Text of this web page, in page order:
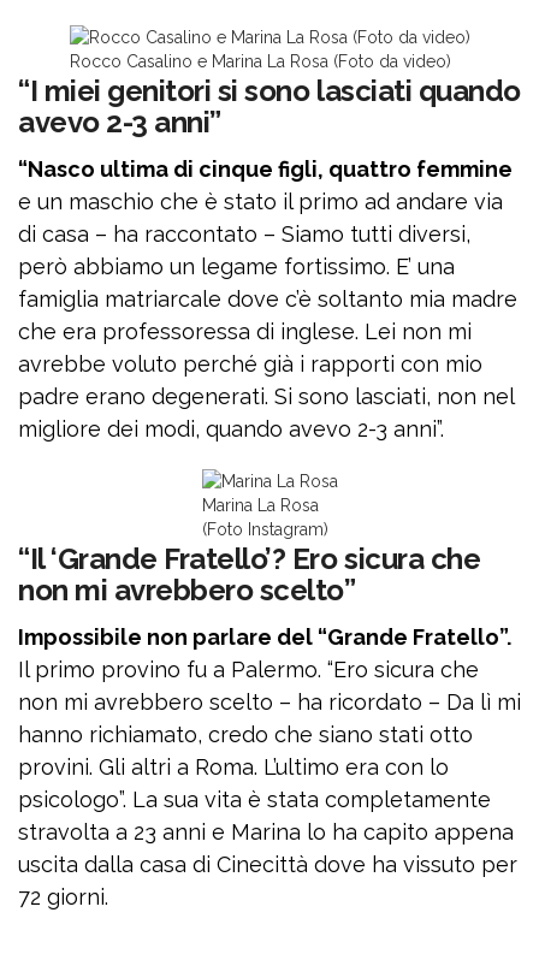
Rocco Casalino e Marina La Rosa (Foto da video)
“I miei genitori si sono lasciati quando
avevo 2-3 anni”
“Nasco ultima di cinque figli, quattro femmine
e un maschio che è stato il primo ad andare via
di casa – ha raccontato – Siamo tutti diversi,
però abbiamo un legame fortissimo. E’ una
famiglia matriarcale dove c’è soltanto mia madre
che era professoressa di inglese. Lei non mi
avrebbe voluto perché già i rapporti con mio
padre erano degenerati. Si sono lasciati, non nel
migliore dei modi, quando avevo 2-3 anni”.
Marina La Rosa
(Foto Instagram)
“Il ‘Grande Fratello’? Ero sicura che
non mi avrebbero scelto”
Impossibile non parlare del “Grande Fratello”.
Il primo provino fu a Palermo. “Ero sicura che
non mi avrebbero scelto – ha ricordato – Da lì mi
hanno richiamato, credo che siano stati otto
provini. Gli altri a Roma. L’ultimo era con lo
psicologo”. La sua vita è stata completamente
stravolta a 23 anni e Marina lo ha capito appena
uscita dalla casa di Cinecittà dove ha vissuto per
72 giorni.